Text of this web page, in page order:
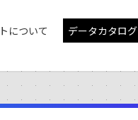
について データカタログ